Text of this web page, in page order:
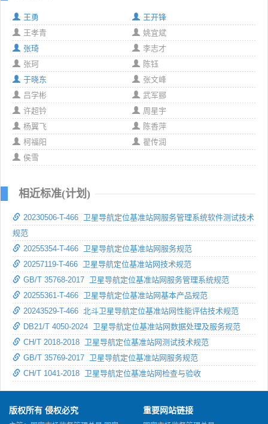
王勇
王开锋
王孝青
姚宜斌
张琦
李志才
张珂
陈钰
于晓东
张文峰
吕学彬
武军郦
许超钤
周星宇
杨翼飞
陈香萍
柯福阳
翟传润
侯雪
相近标准(计划)
20230506-T-466 卫星导航定位基准站网服务管理系统软件测试技术
规范
20255354-T-466 卫星导航定位基准站网服务规范
20257119-T-466 卫星导航定位基准站网技术规范
GB/T 35768-2017 卫星导航定位基准站网服务管理系统规范
20255361-T-466 卫星导航定位基准站网基本产品规范
20243529-T-466 北斗卫星导航定位基准站网性能评估技术规范
DB21/T 4050-2024 卫星导航定位基准站网数据处理及服务规范
CH/T 2018-2018 卫星导航定位基准站网测试技术规范
GB/T 35769-2017 卫星导航定位基准站网服务规范
CH/T 1041-2018 卫星导航定位基准站网检查与验收
版权所有 侵权必究 重要网站链接